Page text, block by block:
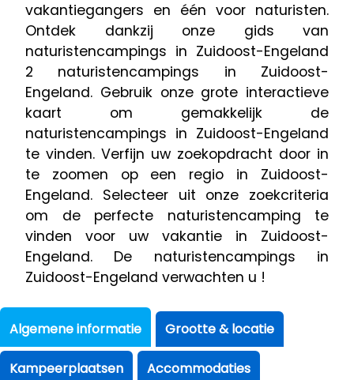
vakantiegangers en één voor naturisten.
Ontdek dankzij onze gids van
naturistencampings in Zuidoost-Engeland
2 naturistencampings in Zuidoost-
Engeland. Gebruik onze grote interactieve
kaart om gemakkelijk de
naturistencampings in Zuidoost-Engeland
te vinden. Verfijn uw zoekopdracht door in
te zoomen op een regio in Zuidoost-
Engeland. Selecteer uit onze zoekcriteria
om de perfecte naturistencamping te
vinden voor uw vakantie in Zuidoost-
Engeland. De naturistencampings in
Zuidoost-Engeland verwachten u !
Algemene informatie Grootte & locatie
Kampeerplaatsen Accommodaties